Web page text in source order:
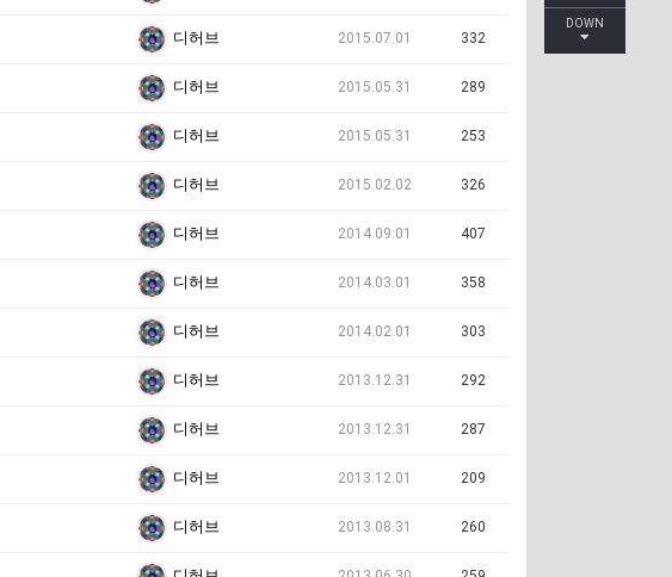
DOWN
디허브 2015.07.01 332
디허브 2015.05.31 289
디허브 2015.05.31 253
디허브 2015.02.02 326
디허브 2014.09.01 407
디허브 2014.03.01 358
디허브 2014.02.01 303
디허브 2013.12.31 292
디허브 2013.12.31 287
디허브 2013.12.01 209
디허브 2013.08.31 260